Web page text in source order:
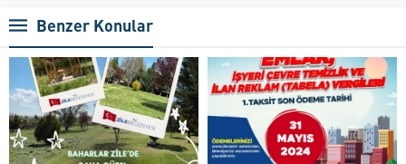
Benzer Konular